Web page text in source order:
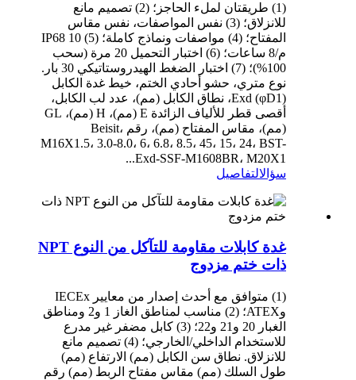
(1) طريقتان لملء الحاجز؛ (2) تصميم مانع
للانزلاق؛ (3) نفس المواصفات، نفس مقاس
المفتاح؛ (4) مواصفات ونماذج كاملة؛ (5) IP68 10
م/8 ساعات؛ (6) اختبار التحميل 20 مرة (سحب
100%)؛ (7) اختبار الضغط الهيدروستاتيكي 30 بار.
نوع متري، حشو أحادي الختم، خيط غدة الكابل
Exd (φD1)، نطاق الكابل (مم)، عدد لب الكابل،
أقصى قطر للألياف الزائدة E (مم)، H (مم)، GL
(مم)، مقاس المفتاح (مم)، رقم Beisit،
M16X1.5، 3.0-8.0، 6، 6.8، 8.5، 45، 15، 24، BST-
Exd-SSF-M1608BR، M20X1...
سؤالالتفاصيل
غدة كابلات مقاومة للتآكل من النوع NPT
ذات ختم مزدوج
(1) متوافق مع أحدث إصدار من معايير IECEx
وATEX؛ (2) مناسب لمناطق الغاز 1 و2 ومناطق
الغبار 20 و21 و22؛ (3) كابل مضفر غير مدرع
للاستخدام الداخلي/الخارجي؛ (4) تصميم مانع
للانزلاق. نطاق سن الكابل (مم) الارتفاع (مم)
طول السلك (مم) مقاس مفتاح الربط (مم) رقم